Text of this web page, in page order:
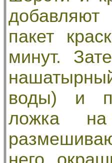
пакет
минут.
воды) и
ложка